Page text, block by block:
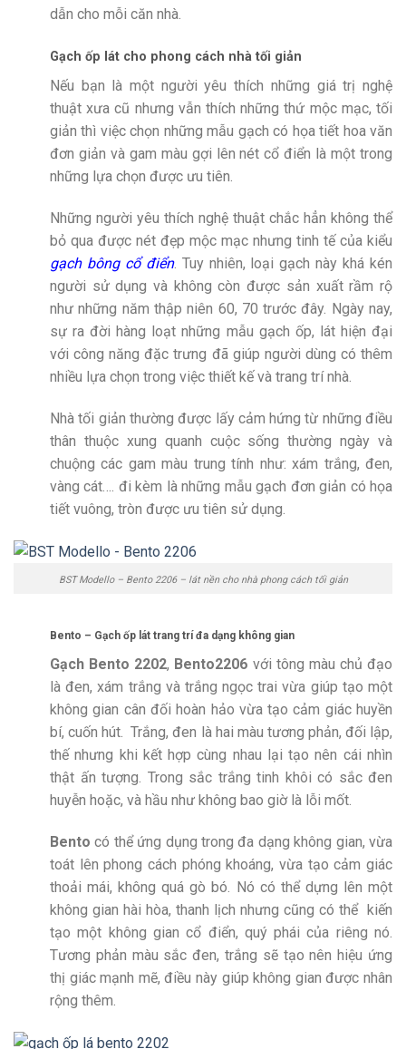
dẫn cho mỗi căn nhà.
Gạch ốp lát cho phong cách nhà tối giản
Nếu bạn là một người yêu thích những giá trị nghệ
thuật xưa cũ nhưng vẫn thích những thứ mộc mạc, tối
giản thì việc chọn những mẫu gạch có họa tiết hoa văn
đơn giản và gam màu gợi lên nét cổ điển là một trong
những lựa chọn được ưu tiên.
Những người yêu thích nghệ thuật chắc hẳn không thể
bỏ qua được nét đẹp mộc mạc nhưng tinh tế của kiểu
gạch bông cổ điển. Tuy nhiên, loại gạch này khá kén
người sử dụng và không còn được sản xuất rầm rộ
như những năm thập niên 60, 70 trước đây. Ngày nay,
sự ra đời hàng loạt những mẫu gạch ốp, lát hiện đại
với công năng đặc trưng đã giúp người dùng có thêm
nhiều lựa chọn trong việc thiết kế và trang trí nhà.
Nhà tối giản thường được lấy cảm hứng từ những điều
thân thuộc xung quanh cuộc sống thường ngày và
chuộng các gam màu trung tính như: xám trắng, đen,
vàng cát…. đi kèm là những mẫu gạch đơn giản có họa
tiết vuông, tròn được ưu tiên sử dụng.
BST Modello – Bento 2206 – lát nền cho nhà phong cách tối giản
Bento – Gạch ốp lát trang trí đa dạng không gian
Gạch Bento 2202, Bento2206 với tông màu chủ đạo
là đen, xám trắng và trắng ngọc trai vừa giúp tạo một
không gian cân đối hoàn hảo vừa tạo cảm giác huyền
bí, cuốn hút. Trắng, đen là hai màu tương phản, đối lập,
thế nhưng khi kết hợp cùng nhau lại tạo nên cái nhìn
thật ấn tượng. Trong sắc trắng tinh khôi có sắc đen
huyễn hoặc, và hầu như không bao giờ là lỗi mốt.
Bento có thể ứng dụng trong đa dạng không gian, vừa
toát lên phong cách phóng khoáng, vừa tạo cảm giác
thoải mái, không quá gò bó. Nó có thể dựng lên một
không gian hài hòa, thanh lịch nhưng cũng có thể kiến
tạo một không gian cổ điển, quý phái của riêng nó.
Tương phản màu sắc đen, trắng sẽ tạo nên hiệu ứng
thị giác mạnh mẽ, điều này giúp không gian được nhân
rộng thêm.